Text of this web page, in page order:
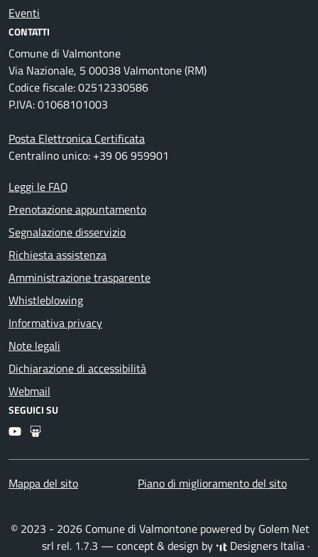
Eventi
CONTATTI
Comune di Valmontone
Via Nazionale, 5 00038 Valmontone (RM)
Codice fiscale: 02512330586
P.IVA: 01068101003
Posta Elettronica Certificata
Centralino unico: +39 06 959901
Leggi le FAQ
Prenotazione appuntamento
Segnalazione disservizio
Richiesta assistenza
Amministrazione trasparente
Whistleblowing
Informativa privacy
Note legali
Dichiarazione di accessibilità
Webmail
SEGUICI SU
YoutubeSlideshare
Mappa del sito Piano di miglioramento del sito
© 2023 - 2026 Comune di Valmontone powered by Golem Net
srl rel. 1.7.3 — concept & design by Designers Italia ·